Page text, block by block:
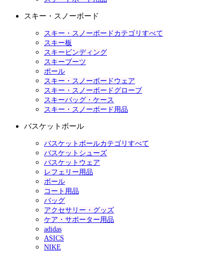
スキー・スノーボード
スキー・スノーボードカテゴリすべて
スキー板
スキービンディング
スキーブーツ
ポール
スキー・スノーボードウェア
スキー・スノーボードグローブ
スキーバッグ・ケース
スキー・スノーボード用品
バスケットボール
バスケットボールカテゴリすべて
バスケットシューズ
バスケットウェア
レフェリー用品
ボール
コート用品
バッグ
アクセサリー・グッズ
ケア・サポーター用品
adidas
ASICS
NIKE